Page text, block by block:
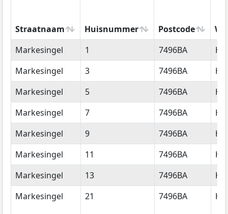
Straatnaam Huisnummer Postcode
Straatnaam
Huisnummer Postcode
Markesingel 1 7496BA
Markesingel
3 7496BA
Markesingel
5 7496BA
Markesingel
7 7496BA
Markesingel
9 7496BA
Markesingel
11 7496BA
Markesingel
13 7496BA
Markesingel
21 7496BA